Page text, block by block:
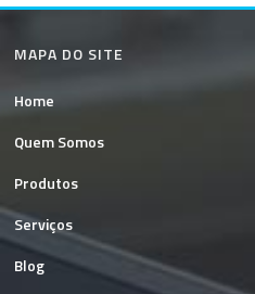
MAPA DO SITE
Home
Quem Somos
Produtos
Serviços
Blog